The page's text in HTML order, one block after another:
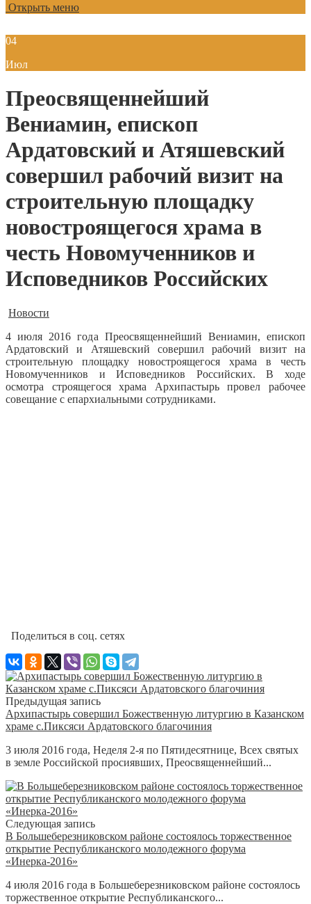
Открыть меню
04
Июл
Преосвященнейший
Вениамин, епископ
Ардатовский и Атяшевский
совершил рабочий визит на
строительную площадку
новостроящегося храма в
честь Новомученников и
Исповедников Российских
Новости
4 июля 2016 года Преосвященнейший Вениамин, епископ
Ардатовский и Атяшевский совершил рабочий визит на
строительную площадку новостроящегося храма в честь
Новомученников и Исповедников Российских.В ходе
осмотра строящегося храма Архипастырь провел рабочее
совещание с епархиальными сотрудниками.
Поделиться в соц. сетях
Предыдущая запись
Архипастырь совершил Божественную литургию в Казанском
храме с.Пиксяси Ардатовского благочиния
3 июля 2016 года, Неделя 2-я по Пятидесятнице, Всех святых
в земле Российской просиявших, Преосвященнейший...
Следующая запись
В Большеберезниковском районе состоялось торжественное
открытие Республиканского молодежного форума
«Инерка-2016»
4 июля 2016 года в Большеберезниковском районе состоялось
торжественное открытие Республиканского...